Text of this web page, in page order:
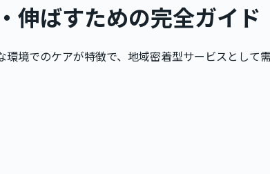
伸ばすための完全ガイド
境でのケアが特徴で、地域密着型サービスとして